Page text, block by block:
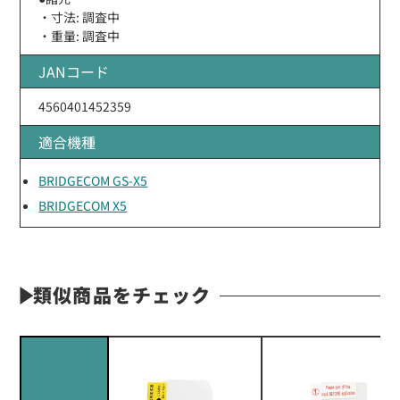
・寸法: 調査中
・重量: 調査中
JANコード
4560401452359
適合機種
BRIDGECOM GS-X5
BRIDGECOM X5
類似商品をチェック